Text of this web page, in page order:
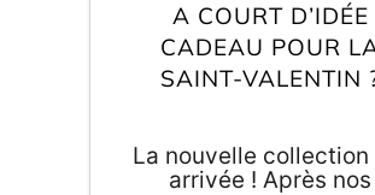
A COURT D’IDÉE
CADEAU POUR
SAINT-VALENTIN
La nouvelle collection
arrivée ! Après nos